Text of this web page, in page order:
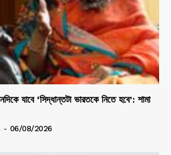
যাবে ‘সিদ্ধান্তটা ভারতকে নিতে হবে’: শামা
- 06/08/2026